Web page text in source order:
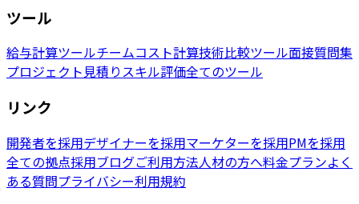
ツール
給与計算ツールチームコスト計算技術比較ツール面接質問集
プロジェクト見積りスキル評価全てのツール
リンク
開発者を採用デザイナーを採用マーケターを採用PMを採用
全ての拠点採用ブログご利用方法人材の方へ料金プランよく
ある質問プライバシー利用規約